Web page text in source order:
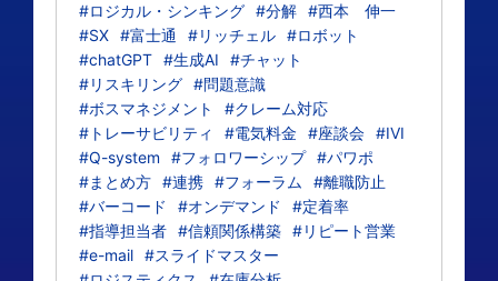
#ロジカル・シンキング #分解 #西本 伸一
#SX #富士通 #リッチェル #ロボット
#chatGPT #生成AI
#チャット
#リスキリング #問題意識
#ボスマネジメント
#クレーム対応
#トレーサビリティ
#電気料金 #座談会 #IVI
#Q-system
#フォロワーシップ #パワポ
#まとめ方 #連携 #フォーラム
#離職防止
#バーコード
#オンデマンド
#定着率
#指導担当者 #信頼関係構築 #リピート営業
#e-mail #スライドマスター